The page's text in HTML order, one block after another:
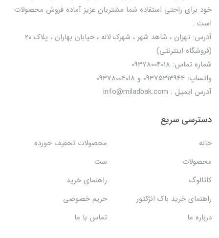
خود برای راحتی استفاده شما مشتریان عزیز آماده فروش محصولات
است .
آدرس: تهران ، شاهد شهر ، شهرک لاله ، خیابان بهاران ، پلاک ۲۰
(فروشگاه اینترنتی)
شماره تماس: 09378004018
واتساپ: 09375313944 و 09378004018
آدرس ایمیل : info@miladbak.com
دسترسی سریع
خانه
محصولات تخفیف خورده
محصولات
ست
کاتالوگ
راهنمای خرید
راهنمای خرید باک انژکتور
حریم خصوصی
درباره ما
تماس با ما